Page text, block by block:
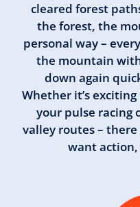
cleared forest
the forest, the
personal way –
the mountain
down again
Whether it’s
your pulse racing
valley routes –
want